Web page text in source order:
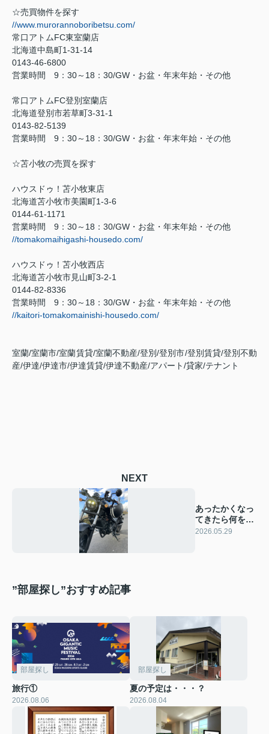
☆売買物件を探す
//www.murorannoboribetsu.com/
常口アトムFC東室蘭店
北海道中島町1-31-14
0143-46-6800
営業時間 9 ： 30～ 18 ： 30/GW ・お盆・年末年始・その他
常口アトムFC登別室蘭店
北海道登別市若草町3-31-1
0143-82-5139
営業時間 9 ： 30～ 18 ： 30/GW ・お盆・年末年始・その他
☆苫小牧の売買を探す
ハウスドゥ！苫小牧東店
北海道苫小牧市美園町1-3-6
0144-61-1171
営業時間 9 ： 30～ 18 ： 30/GW ・お盆・年末年始・その他
//tomakomaihigashi-housedo.com/
ハウスドゥ！苫小牧西店
北海道苫小牧市見山町3-2-1
0144-82-8336
営業時間 9 ： 30～ 18 ： 30/GW ・お盆・年末年始・その他
//kaitori-tomakomainishi-housedo.com/
室蘭/室蘭市/室蘭賃貸/室蘭不動産/登別/登別市/登別賃貸/登別不動
産/伊達/伊達市/伊達賃貸/伊達不動産/アパート/貸家/テナント
NEXT
あったかくなっ
てきたら何をす
る？(^^♪
2026.05.29
”部屋探し”おすすめ記事
部屋探し
旅行①
2026.08.06
部屋探し
夏の予定は・・・？
2026.08.04